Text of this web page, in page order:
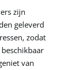
zijn
geleverd
zodat
van